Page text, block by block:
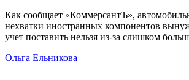
Как сообщает «КоммерсантЪ»,
нехватки иностранных компонентов
учет поставить нельзя из-за слишком
Ольга Ельникова